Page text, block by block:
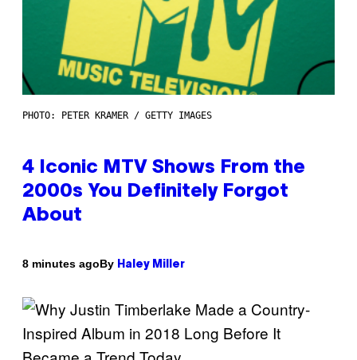
PHOTO: PETER KRAMER / GETTY IMAGES
4 Iconic MTV Shows From the
2000s You Definitely Forgot
About
8 minutes agoBy Haley Miller